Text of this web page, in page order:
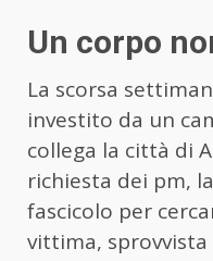
Un corpo
La scorsa
investito da un
collega la città di
richiesta dei pm,
fascicolo per
vittima,